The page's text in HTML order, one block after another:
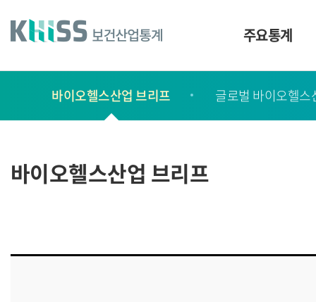
건
주요통계
서
간
행
바이오헬스산업 브리프 글로벌 바이오헬스
바이오헬스산업 브리프